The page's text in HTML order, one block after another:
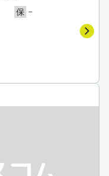
保 －